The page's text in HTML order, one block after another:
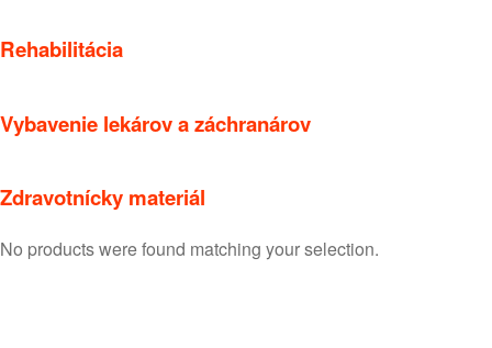
Rehabilitácia
Vybavenie lekárov a záchranárov
Zdravotnícky materiál
No products were found matching your selection.